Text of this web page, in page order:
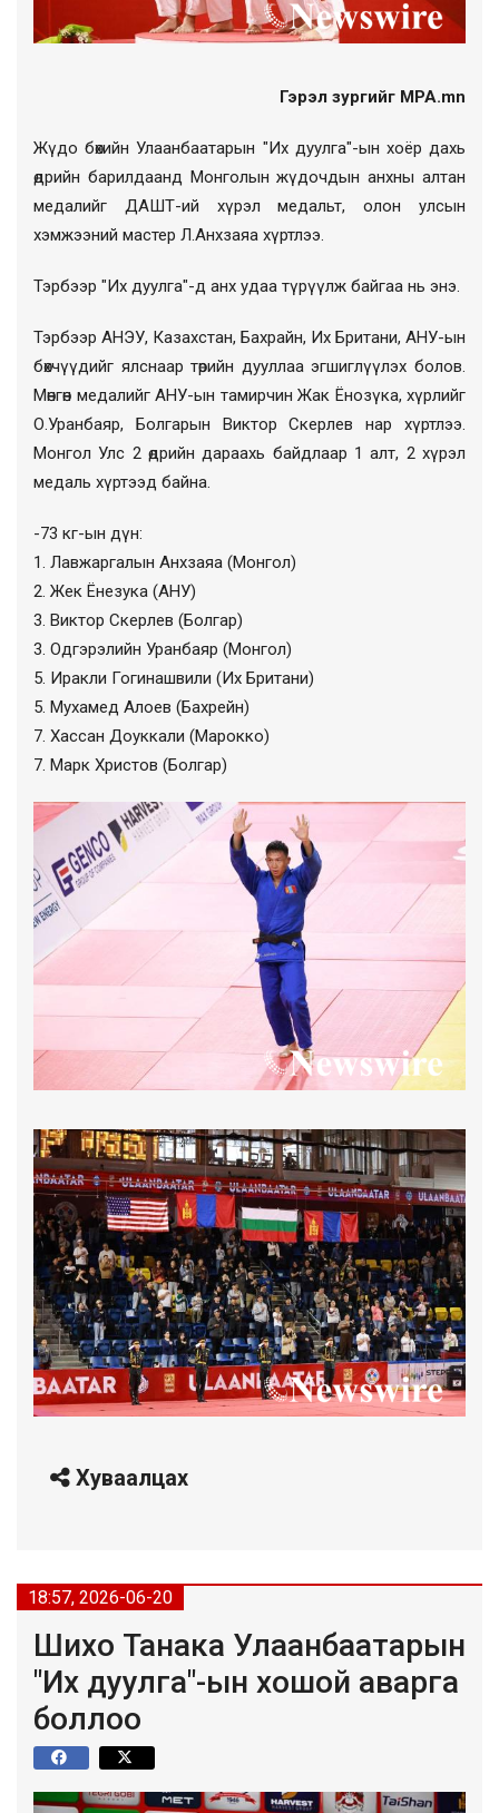
Гэрэл зургийг MPA.mn
Жүдо бөхийн Улаанбаатарын "Их дуулга"-ын хоёр дахь
өдрийн барилдаанд Монголын жүдочдын анхны алтан
медалийг ДАШТ-ий хүрэл медальт, олон улсын
хэмжээний мастер Л.Анхзаяа хүртлээ.
Тэрбээр "Их дуулга"-д анх удаа түрүүлж байгаа нь энэ.
Тэрбээр АНЭУ, Казахстан, Бахрайн, Их Британи, АНУ-ын
бөхчүүдийг ялснаар төрийн дууллаа эгшиглүүлэх болов.
Мөнгөн медалийг АНУ-ын тамирчин Жак Ёнозүка, хүрлийг
О.Уранбаяр, Болгарын Виктор Скерлев нар хүртлээ.
Монгол Улс 2 өдрийн дараахь байдлаар 1 алт, 2 хүрэл
медаль хүртээд байна.
-73 кг-ын дүн:
1. Лавжаргалын Анхзаяа (Монгол)
2. Жек Ёнезука (АНУ)
3. Виктор Скерлев (Болгар)
3. Одгэрэлийн Уранбаяр (Монгол)
5. Иракли Гогинашвили (Их Британи)
5. Мухамед Алоев (Бахрейн)
7. Хассан Доуккали (Марокко)
7. Марк Христов (Болгар)
Хуваалцах
18:57, 2026-06-20
Шихо Танака Улаанбаатарын
"Их дуулга"-ын хошой аварга
боллоо